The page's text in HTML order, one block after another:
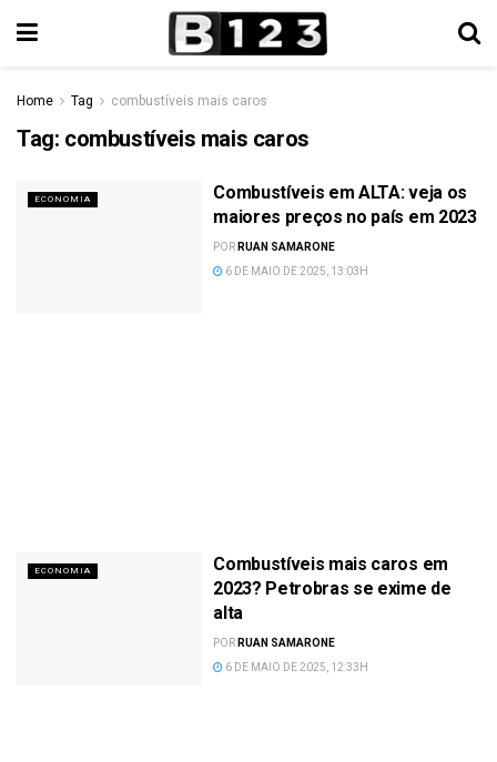
Home Tag combustíveis mais caros
Tag: combustíveis mais caros
ECONOMIA
Combustíveis em ALTA: veja os
maiores preços no país em 2023
POR RUAN SAMARONE
6 DE MAIO DE 2025, 13:03H
ECONOMIA
Combustíveis mais caros em
2023? Petrobras se exime de
alta
POR RUAN SAMARONE
6 DE MAIO DE 2025, 12:33H